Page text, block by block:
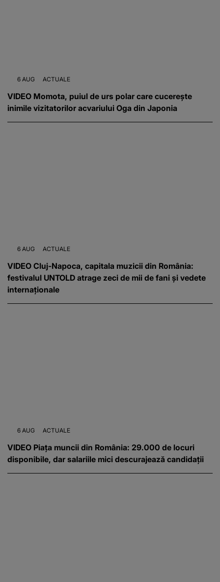
6 AUG ACTUALE
VIDEO Momota, puiul de urs polar care cucerește
inimile vizitatorilor acvariului Oga din Japonia
6 AUG ACTUALE
VIDEO Cluj-Napoca, capitala muzicii din România:
festivalul UNTOLD atrage zeci de mii de fani și vedete
internaționale
6 AUG ACTUALE
VIDEO Piața muncii din România: 29.000 de locuri
disponibile, dar salariile mici descurajează candidații